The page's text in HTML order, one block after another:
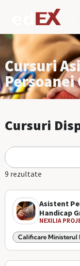
Cursuri
Persoanei
Cursuri
9 rezultate
Asistent
Handicap
NEXILIA
Calificare Ministerul